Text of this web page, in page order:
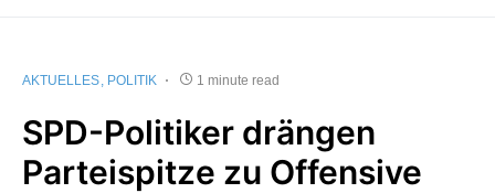
AKTUELLES POLITIK 1 minute read
SPD-Politiker drängen
Parteispitze zu Offensive